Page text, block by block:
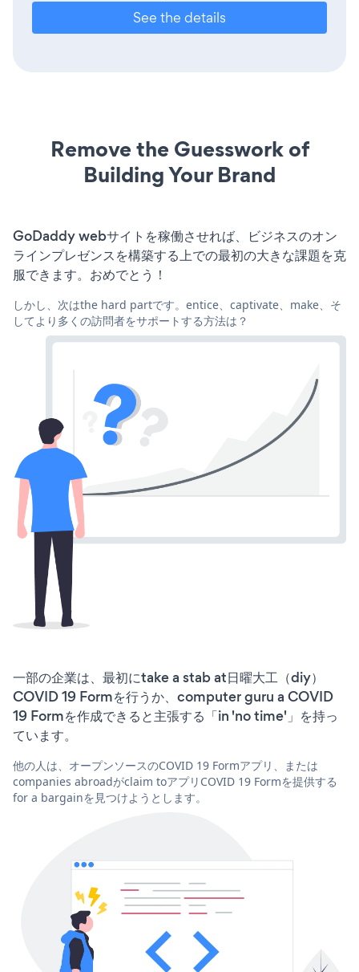
See the details
Remove the Guesswork of
Building Your Brand
GoDaddy webサイトを稼働させれば、ビジネスのオン
ラインプレゼンスを構築する上での最初の大きな課題を克
服できます。おめでとう！
しかし、次はthe hard partです。entice、captivate、make、そ
してより多くの訪問者をサポートする方法は？
一部の企業は、最初にtake a stab at日曜大工（diy）
COVID 19 Formを行うか、computer guru a COVID
19 Formを作成できると主張する「in 'no time'」を持っ
ています。
他の人は、オープンソースのCOVID 19 Formアプリ、または
companies abroadがclaim toアプリCOVID 19 Formを提供する
for a bargainを見つけようとします。